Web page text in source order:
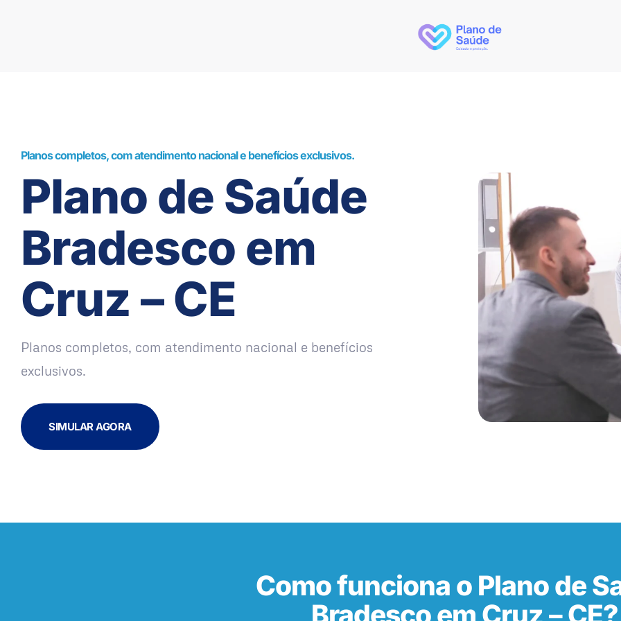
Planos completos, com atendimento nacional e benefícios exclusivos.
Plano de Saúde
Bradesco em
Cruz – CE
Planos completos, com atendimento nacional e benefícios
exclusivos.
SIMULAR AGORA
Como funciona o Plano de
Bradesco em Cruz – CE?